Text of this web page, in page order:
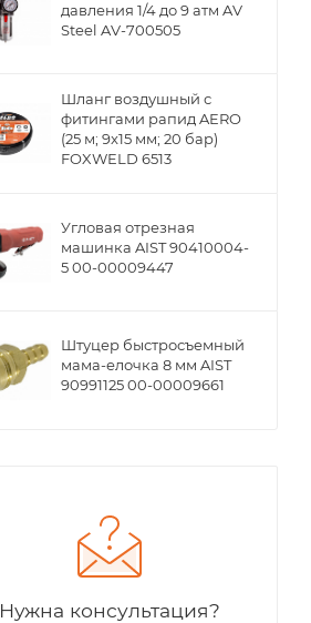
давления 1/4 до 9 атм AV
Steel AV-700505
Шланг воздушный с
фитингами рапид AERO
(25 м; 9x15 мм; 20 бар)
FOXWELD 6513
Угловая отрезная
машинка AIST 90410004-
5 00-00009447
Штуцер быстросъемный
мама-елочка 8 мм AIST
90991125 00-00009661
Нужна консультация?